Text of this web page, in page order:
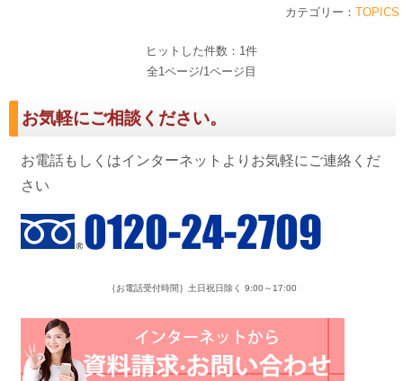
カテゴリー： TOPICS
ヒットした件数：1件
全1ページ/1ページ目
お気軽にご相談ください。
お電話もしくはインターネットよりお気軽にご連絡くだ
さい
｛お電話受付時間｝土日祝日除く 9:00～17:00